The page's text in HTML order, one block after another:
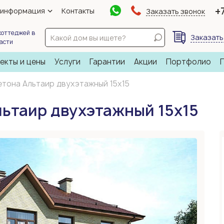
Контакты Заказать звонок
в
и цены Услуги Гарантии Акции Портфолио
Альтаир двухэтажный 15х15
двухэтажный 15х15